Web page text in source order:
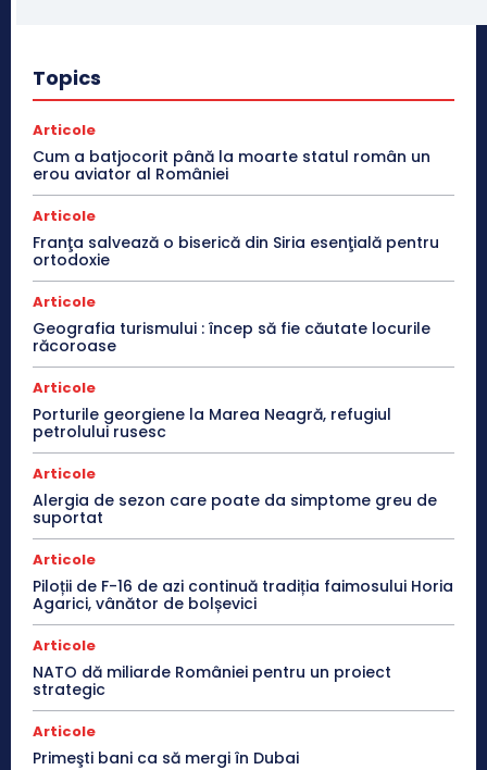
Topics
Articole
Cum a batjocorit până la moarte statul român un
erou aviator al României
Articole
Franţa salvează o biserică din Siria esenţială pentru
ortodoxie
Articole
Geografia turismului : încep să fie căutate locurile
răcoroase
Articole
Porturile georgiene la Marea Neagră, refugiul
petrolului rusesc
Articole
Alergia de sezon care poate da simptome greu de
suportat
Articole
Piloții de F-16 de azi continuă tradiția faimosului Horia
Agarici, vânător de bolșevici
Articole
NATO dă miliarde României pentru un proiect
strategic
Articole
Primeşti bani ca să mergi în Dubai